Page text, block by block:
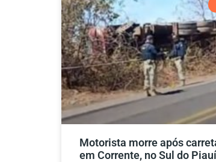
Motorista morre após
em Corrente, no Sul do Piauí